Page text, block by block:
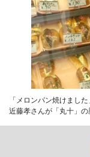
「メロンパン焼けまし
近藤孝さんが「丸十」